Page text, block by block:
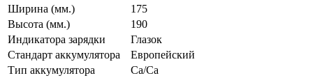
Ширина (мм.)
175
Высота (мм.)
190
Индикатора зарядки
Глазок
Стандарт аккумулятора
Европейский
Тип аккумулятора
Ca/Ca